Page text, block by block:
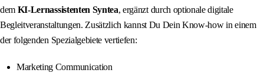
dem KI‑Lernassistenten Syntea, ergänzt durch optionale digitale
Begleitveranstaltungen. Zusätzlich kannst Du Dein Know-how in einem
der folgenden Spezialgebiete vertiefen:
Marketing Communication